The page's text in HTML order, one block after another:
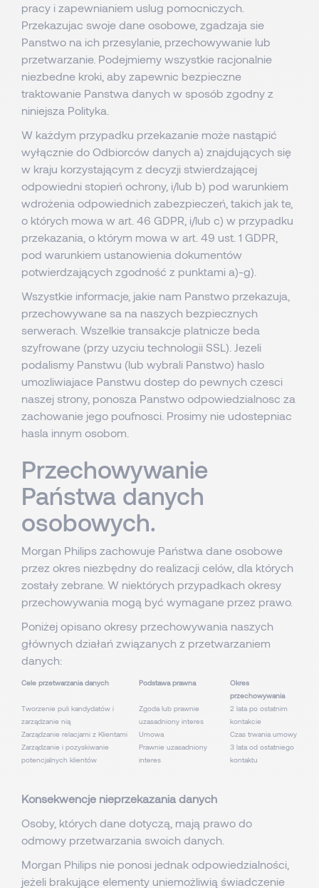
pracy i zapewnianiem uslug pomocniczych.
Przekazujac swoje dane osobowe, zgadzaja sie
Panstwo na ich przesylanie, przechowywanie lub
przetwarzanie. Podejmiemy wszystkie racjonalnie
niezbedne kroki, aby zapewnic bezpieczne
traktowanie Panstwa danych w sposób zgodny z
niniejsza Polityka.
W każdym przypadku przekazanie może nastąpić
wyłącznie do Odbiorców danych a) znajdujących się
w kraju korzystającym z decyzji stwierdzającej
odpowiedni stopień ochrony, i/lub b) pod warunkiem
wdrożenia odpowiednich zabezpieczeń, takich jak te,
o których mowa w art. 46 GDPR, i/lub c) w przypadku
przekazania, o którym mowa w art. 49 ust. 1 GDPR,
pod warunkiem ustanowienia dokumentów
potwierdzających zgodność z punktami a)-g).
Wszystkie informacje, jakie nam Panstwo przekazuja,
przechowywane sa na naszych bezpiecznych
serwerach. Wszelkie transakcje platnicze beda
szyfrowane (przy uzyciu technologii SSL). Jezeli
podalismy Panstwu (lub wybrali Panstwo) haslo
umozliwiajace Panstwu dostep do pewnych czesci
naszej strony, ponosza Panstwo odpowiedzialnosc za
zachowanie jego poufnosci. Prosimy nie udostepniac
hasla innym osobom.
Przechowywanie
Państwa danych
osobowych.
Morgan Philips zachowuje Państwa dane osobowe
przez okres niezbędny do realizacji celów, dla których
zostały zebrane. W niektórych przypadkach okresy
przechowywania mogą być wymagane przez prawo.
Poniżej opisano okresy przechowywania naszych
głównych działań związanych z przetwarzaniem
danych:
Cele przetwarzania danych Podstawa prawna
Okres
przechowywania
Tworzenie puli kandydatów i
zarządzanie nią
Zgoda lub prawnie
uzasadniony interes
2 lata po ostatnim
kontakcie
Zarządzanie relacjami z Klientami
Umowa
Czas trwania umowy
Zarządzanie i pozyskiwanie
potencjalnych klientów
Prawnie uzasadniony
interes
3 lata od ostatniego
kontaktu
Konsekwencje nieprzekazania danych
Osoby, których dane dotyczą, mają prawo do
odmowy przetwarzania swoich danych.
Morgan Philips nie ponosi jednak odpowiedzialności,
jeżeli brakujące elementy uniemożliwią świadczenie